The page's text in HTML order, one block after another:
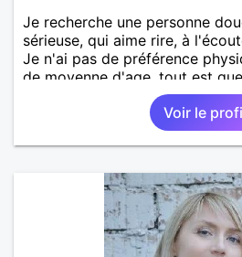
Je recherche une personne
sérieuse, qui aime rire, à
Je n'ai pas de préférence
de moyenne d'age, tout est
Voir le